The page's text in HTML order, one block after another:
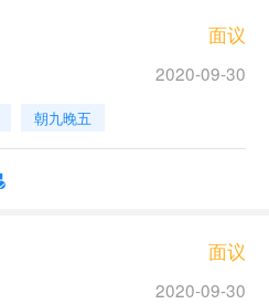
面议
2020-09-30
朝九晚五
面议
2020-09-30